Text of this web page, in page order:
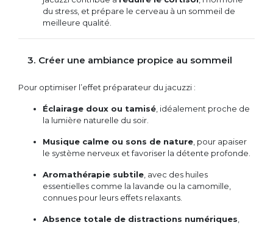
du stress, et prépare le cerveau à un sommeil de
meilleure qualité.
3. Créer une ambiance propice au sommeil
Pour optimiser l’effet préparateur du jacuzzi :
Éclairage doux ou tamisé , idéalement proche de
la lumière naturelle du soir.
Musique calme ou sons de nature , pour apaiser
le système nerveux et favoriser la détente profonde.
Aromathérapie subtile , avec des huiles
essentielles comme la lavande ou la camomille,
connues pour leurs effets relaxants.
Absence totale de distractions numériques